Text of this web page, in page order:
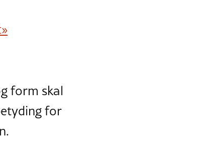
form skal
for